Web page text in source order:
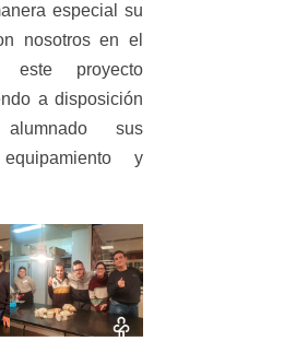
especial su
nosotros en el
este proyecto
a disposición
sus
y